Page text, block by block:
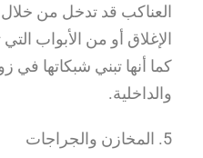
العناكب قد تدخل من خلال
الإغلاق أو من الأبواب
كما أنها تبني شبكاتها في
والداخلية.
5. المخازن والجراجات